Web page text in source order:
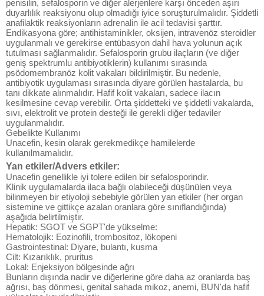
penisilin, sefalosporin ve diğer alerjenlere karşı önceden aşırı
duyarlılık reaksiyonu olup olmadığı iyice soruşturulmalıdır. Şiddetli
anafilaktik reaksiyonların adrenalin ile acil tedavisi şarttır.
Endikasyona göre; antihistaminikler, oksijen, intravenöz steroidler
uygulanmalı ve gerekirse entübasyon dahil hava yolunun açık
tutulması sağlanmalıdır. Sefalosporin grubu ilaçların (ve diğer
geniş spektrumlu antibiyotiklerin) kullanımı sırasında
psödomembranöz kolit vakaları bildirilmiştir. Bu nedenle,
antibiyotik uygulaması sırasında diyare görülen hastalarda, bu
tanı dikkate alınmalıdır. Hafif kolit vakaları, sadece ilacın
kesilmesine cevap verebilir. Orta şiddetteki ve şiddetli vakalarda,
sıvı, elektrolit ve protein desteği ile gerekli diğer tedaviler
uygulanmalıdır.
Gebelikte Kullanımı
Unacefin, kesin olarak gerekmedikçe hamilelerde
kullanılmamalıdır.
Yan etkiler/Advers etkiler:
Unacefin genellikle iyi tolere edilen bir sefalosporindir.
Klinik uygulamalarda ilaca bağlı olabileceği düşünülen veya
bilinmeyen bir etiyoloji sebebiyle görülen yan etkiler (her organ
sistemine ve gittikçe azalan oranlara göre sınıflandığında)
aşağıda belirtilmiştir.
Hepatik: SGOT ve SGPT'de yükselme:
Hematolojik: Eozinofili, trombositoz, lökopeni
Gastrointestinal: Diyare, bulantı, kusma
Cilt: Kızarıklık, pruritus
Lokal: Enjeksiyon bölgesinde ağrı
Bunların dışında nadir ve diğerlerine göre daha az oranlarda baş
ağrısı, baş dönmesi, genital sahada mikoz, anemi, BUN'da hafif